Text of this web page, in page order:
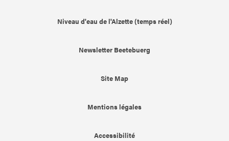
Niveau d'eau de l'Alzette (temps réel)
Newsletter Beetebuerg
Site Map
Mentions légales
Accessibilité